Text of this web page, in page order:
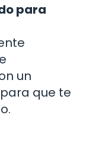
para
un
que te